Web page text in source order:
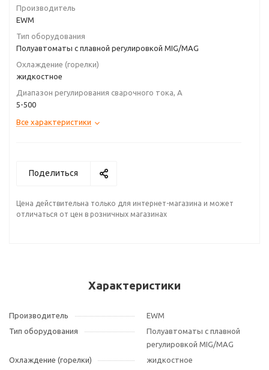
Производитель
EWM
Тип оборудования
Полуавтоматы с плавной регулировкой MIG/MAG
Охлаждение (горелки)
жидкостное
Диапазон регулирования сварочного тока, А
5-500
Все характеристики
Поделиться
Цена действительна только для интернет-магазина и может
отличаться от цен в розничных магазинах
Характеристики
Производитель
EWM
Тип оборудования
Полуавтоматы с плавной
регулировкой MIG/MAG
Охлаждение (горелки)
жидкостное